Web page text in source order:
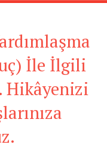
İle İlgili
Hikâyenizi